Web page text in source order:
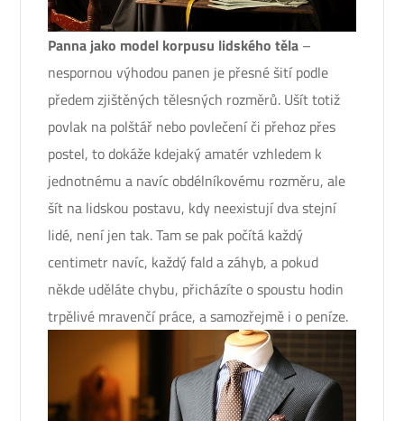
Panna jako model korpusu lidského těla –
nespornou výhodou panen je přesné šití podle
předem zjištěných tělesných rozměrů. Ušít totiž
povlak na polštář nebo povlečení či přehoz přes
postel, to dokáže kdejaký amatér vzhledem k
jednotnému a navíc obdélníkovému rozměru, ale
šít na lidskou postavu, kdy neexistují dva stejní
lidé, není jen tak. Tam se pak počítá každý
centimetr navíc, každý fald a záhyb, a pokud
někde uděláte chybu, přicházíte o spoustu hodin
trpělivé mravenčí práce, a samozřejmě i o peníze.